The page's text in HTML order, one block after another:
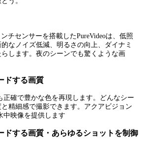
チセンサーを搭載したPureVideoは、低照
なノイズ低減、明るさの向上、ダイナミ
します。夜のシーンでも驚くような画
ドする画質
正確で豊かな色を再現します。どんなシー
精細感で撮影できます。アクアビジョン
中映像を提供します
ドする画質・あらゆるショットを制御